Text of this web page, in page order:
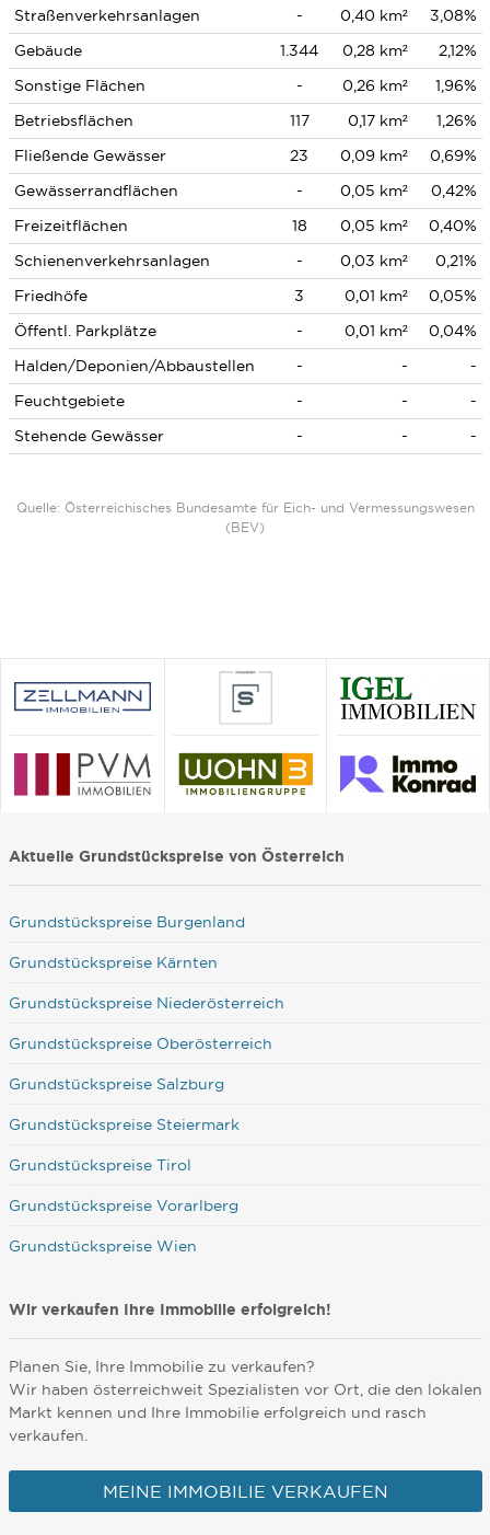
Straßenverkehrsanlagen - 0,40 km²
3,08%
Gebäude
1.344 0,28 km²
2,12%
Sonstige Flächen
- 0,26 km²
1,96%
Betriebsflächen
117 0,17 km²
1,26%
Fließende Gewässer
23 0,09 km²
0,69%
Gewässerrandflächen
- 0,05 km²
0,42%
Freizeitflächen
18 0,05 km²
0,40%
Schienenverkehrsanlagen
- 0,03 km²
0,21%
Friedhöfe
3 0,01 km²
0,05%
Öffentl. Parkplätze
- 0,01 km²
0,04%
Halden/Deponien/Abbaustellen
- -
-
Feuchtgebiete
- -
-
Stehende Gewässer
- - -
Quelle: Österreichisches Bundesamte für Eich- und Vermessungswesen
(BEV)
Aktuelle Grundstückspreise von Österreich
Grundstückspreise Burgenland
Grundstückspreise Kärnten
Grundstückspreise Niederösterreich
Grundstückspreise Oberösterreich
Grundstückspreise Salzburg
Grundstückspreise Steiermark
Grundstückspreise Tirol
Grundstückspreise Vorarlberg
Grundstückspreise Wien
Wir verkaufen Ihre Immobilie erfolgreich!
Planen Sie, Ihre Immobilie zu verkaufen?
Wir haben österreichweit Spezialisten vor Ort, die den lokalen
Markt kennen und Ihre Immobilie erfolgreich und rasch
verkaufen.
MEINE IMMOBILIE VERKAUFEN